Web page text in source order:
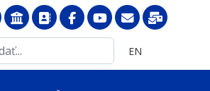
...
Vyberte váš jazyk
EN